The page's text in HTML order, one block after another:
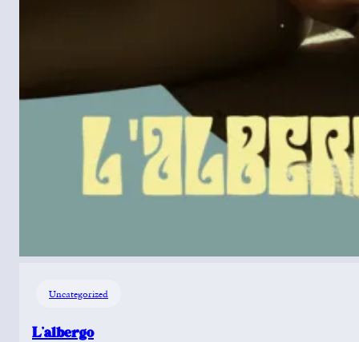
Uncategorized
L’albergo